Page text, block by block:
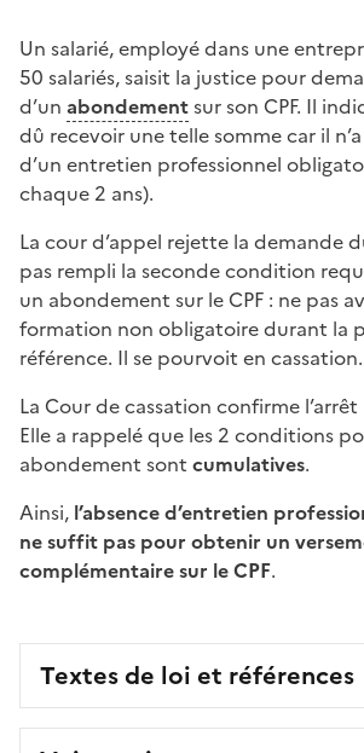
Un salarié, employé dans une
50 salariés, saisit la justice pour
d’un abondementsur son CPF. Il
dû recevoir une telle somme car il
d’un entretien professionnel
chaque 2 ans).
La cour d’appel rejette la demande
pas rempli la seconde condition
un abondement sur le CPF : ne pas
formation non obligatoire durant la
référence. Il se pourvoit en cassation.
La Cour de cassation confirme
Elle a rappelé que les 2 conditions
abondement sont cumulatives.
Ainsi, l’absence d’entretien
ne suffit pas pour obtenir un
complémentaire sur le CPF.
Textes de loi et références